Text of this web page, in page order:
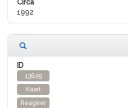
1992
13649
Kaart
Reageer